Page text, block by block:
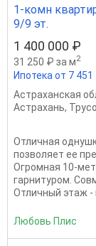
1-комн
9/9 эт.
1 400 000 ₽
31 250 ₽ за м2
Ипотека от 7
Астраханская
Астрахань,
Отличная
позволяет ее
Огромная 10-
гарнитуром.
Отличный этаж -
Любовь Плис